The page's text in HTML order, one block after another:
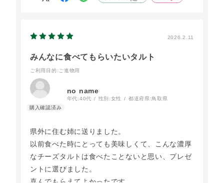
2026.2.11
みんなに食べてもらいたいタルト
ご利用目的 :ご進物用
no name
年代:40代 性別:女性 都道府県:鳥取県
県外に住む姉に送りました。
以前食べた時にとっても美味しくて、こんな濃厚
なチーズタルトは食べたことないと思い、プレゼ
ントに選びました。